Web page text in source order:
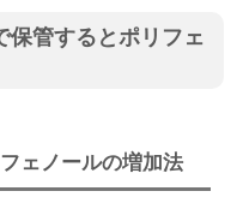
管するとポリフェ
ェノールの増加法